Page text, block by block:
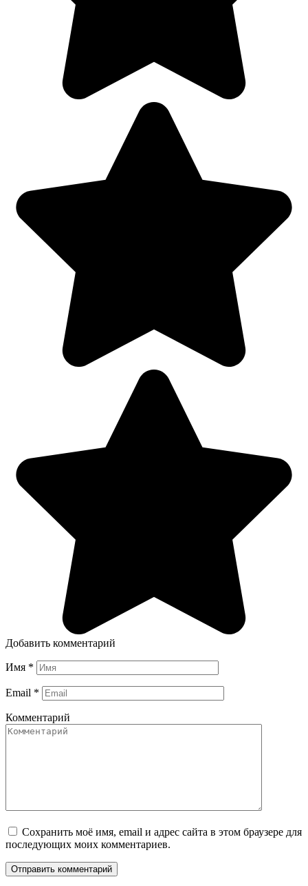
Добавить комментарий
Имя *
Email *
Комментарий
Сохранить моё имя, email и адрес сайта в этом браузере для
последующих моих комментариев.